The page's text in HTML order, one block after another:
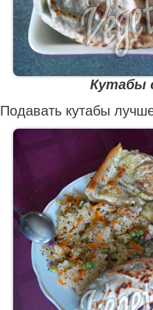
Кутабы
Подавать кутабы